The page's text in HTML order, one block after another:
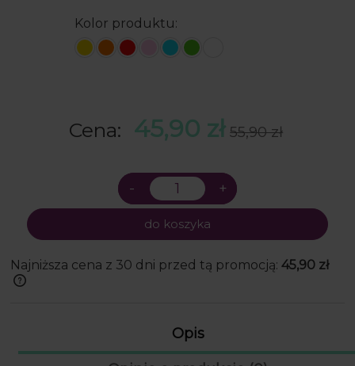
Kolor produktu:
Cena: 45,90 zł 55,90 zł
do koszyka
Najniższa cena z 30 dni przed tą promocją: 45,90 zł
cena od momentu, kiedy produkt
pojawił się w sprzedaży.
Opis